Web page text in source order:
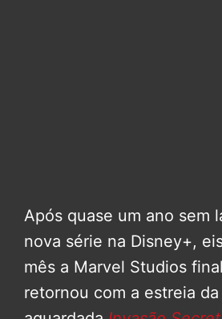
Após quase um ano sem
nova série na Disney+,
mês a Marvel Studios
retornou com a estreia